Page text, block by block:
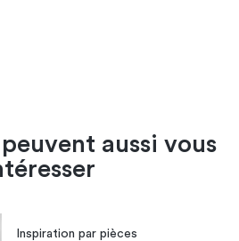
aussi vous
Inspiration par pièces